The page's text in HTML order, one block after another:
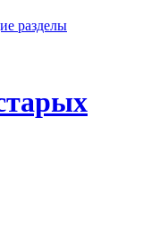
разделы